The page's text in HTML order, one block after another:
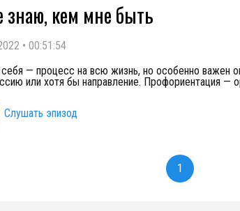
знаю, кем мне быть
• 00:51:54
— процесс на всю жизнь, но особенно важен
или хотя бы направление. Профориентация —
Слушать эпизод
1